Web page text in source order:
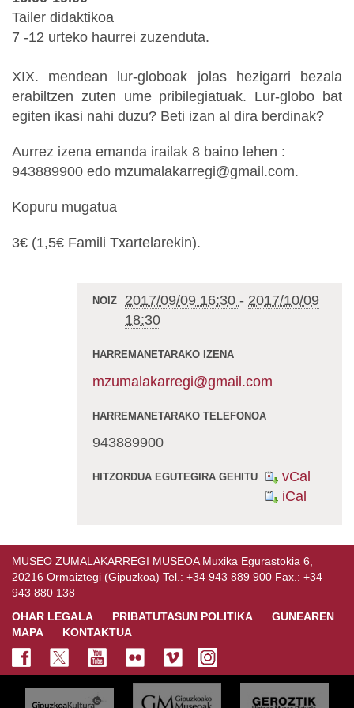
Tailer didaktikoa
7 -12 urteko haurrei zuzenduta.
XIX. mendean lur-globoak jolas hezigarri bezala
erabiltzen zuten ume pribilegiatuak. Lur-globo bat
egiten ikasi nahi duzu? Beti izan al dira berdinak?
Aurrez izena emanda irailak 8 baino lehen :
943889900 edo mzumalakarregi@gmail.com.
Kopuru mugatua
3€ (1,5€ Famili Txartelarekin).
NOIZ 2017/09/09 16:30 - 2017/10/09
18:30
HARREMANETARAKO IZENA
mzumalakarregi@gmail.com
HARREMANETARAKO TELEFONOA
943889900
HITZORDUA EGUTEGIRA GEHITU
vCal
iCal
MUSEO ZUMALAKARREGI MUSEOA Muxika Egurastokia 6,
20216 Ormaiztegi (Gipuzkoa) Tel.: +34 943 889 900 Fax.: +34
943 880 138
OHAR LEGALA
PRIBATUTASUN POLITIKA
GUNEAREN
MAPA
KONTAKTUA